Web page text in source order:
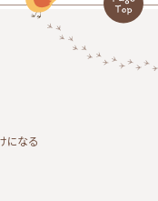
になる